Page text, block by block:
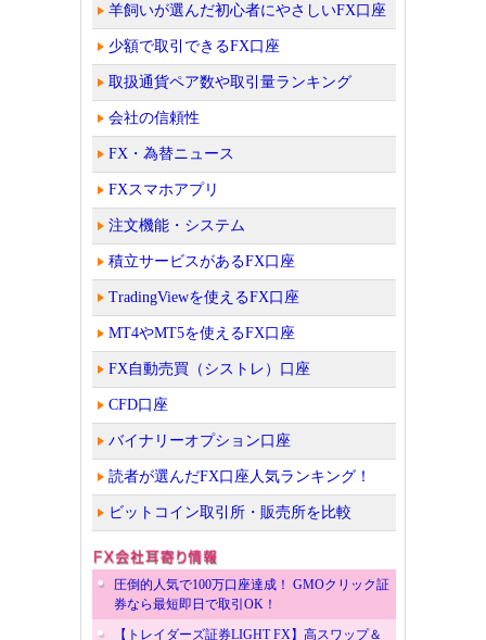
羊飼いが選んだ初心者にやさしいFX口座
少額で取引できるFX口座
取扱通貨ペア数や取引量ランキング
会社の信頼性
FX・為替ニュース
FXスマホアプリ
注文機能・システム
積立サービスがあるFX口座
TradingViewを使えるFX口座
MT4やMT5を使えるFX口座
FX自動売買（シストレ）口座
CFD口座
バイナリーオプション口座
読者が選んだFX口座人気ランキング！
ビットコイン取引所・販売所を比較
圧倒的人気で100万口座達成！ GMOクリック証
券なら最短即日で取引OK！
【トレイダーズ証券LIGHT FX】高スワップ＆